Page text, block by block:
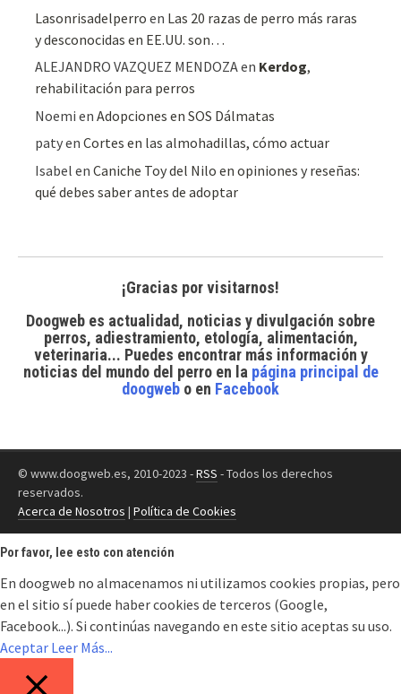
Lasonrisadelperro en Las 20 razas de perro más raras
y desconocidas en EE.UU. son…
ALEJANDRO VAZQUEZ MENDOZAen Kerdog,
rehabilitación para perros
Noemi enAdopciones en SOS Dálmatas
patyenCortes en las almohadillas, cómo actuar
Isabel enCaniche Toy del Nilo en opiniones y reseñas:
qué debes saber antes de adoptar
¡Gracias por visitarnos!
Doogweb es actualidad, noticias y divulgación sobre
perros, adiestramiento, etología, alimentación,
veterinaria... Puedes encontrar más información y
noticias del mundo del perroen la página principal de
doogweb o en Facebook
© www.doogweb.es, 2010-2023 -RSS - Todos los derechos
reservados.
Acerca de Nosotros | Política de Cookies
Por favor, lee esto con atención
En doogweb no almacenamos ni utilizamos cookies propias, pero
en el sitio sí puede haber cookies de terceros (Google,
Facebook...). Si continúas navegando en este sitio aceptas su uso.
Aceptar Leer Más...